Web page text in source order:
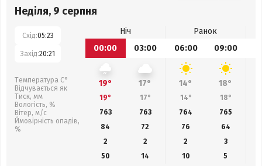
Неділя, 9 серпня
Схід:05:23
Захід:20:21
Температура С°
Відчувається як
Тиск, мм
Вологість, %
Вітер, м/с
Ймовірність опадів,
%
Ніч
Ранок
00:00
03:00 06:00 09:00
19° 17° 14° 18°
19° 17° 14° 18°
763
763 764 765
84
72 76
64
2
2 2
3
50
14 10 5